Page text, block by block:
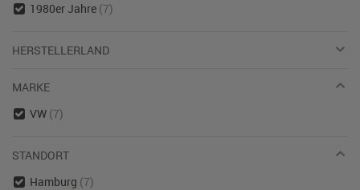
1980er Jahre (7)
HERSTELLERLAND
MARKE
VW (7)
STANDORT
Hamburg (7)